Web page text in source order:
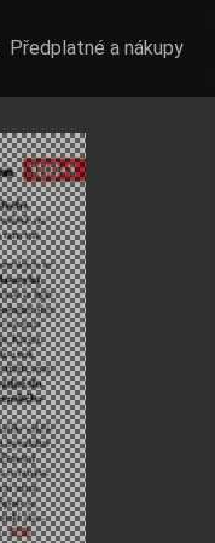
Předplatné a nákupy